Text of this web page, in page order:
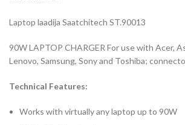
Laptop laadija Saatchitech ST.90013
90W LAPTOP CHARGER For use with Acer,
Lenovo, Samsung, Sony and Toshiba;
Technical Features:
Works with virtually any laptop up to 90W